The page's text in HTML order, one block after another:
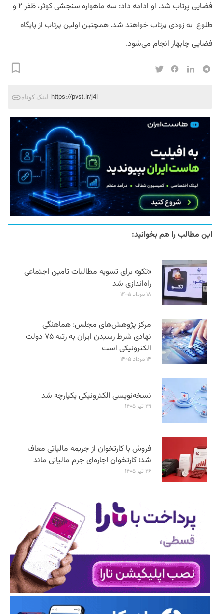
فضایی پرتاب شد. او ادامه داد: سه ماهواره سنجشی کوثر، ظفر ۲ و
طلوع به زودی پرتاب خواهند شد. همچنین اولین پرتاب از پایگاه
فضایی چابهار انجام می‌شود.
لینک کوتاه https://pvst.ir/j4l
این مطالب را هم بخوانید:
«تکو» برای تسویه مطالبات تامین اجتماعی
راه‌اندازی شد
۱۸ مرداد ۱۴۰۵
مرکز پژوهش‌های مجلس: هماهنگی
نهادی شرط رسیدن ایران به رتبه ۷۵ دولت
الکترونیکی است
۱۴ مرداد ۱۴۰۵
نسخه‌نویسی الکترونیکی یکپارچه شد
۲۹ تیر ۱۴۰۵
فروش با کارتخوان از جریمه مالیاتی معاف
شد؛ کارتخوان اجاره‌ای جرم مالیاتی ماند
۲۶ تیر ۱۴۰۵